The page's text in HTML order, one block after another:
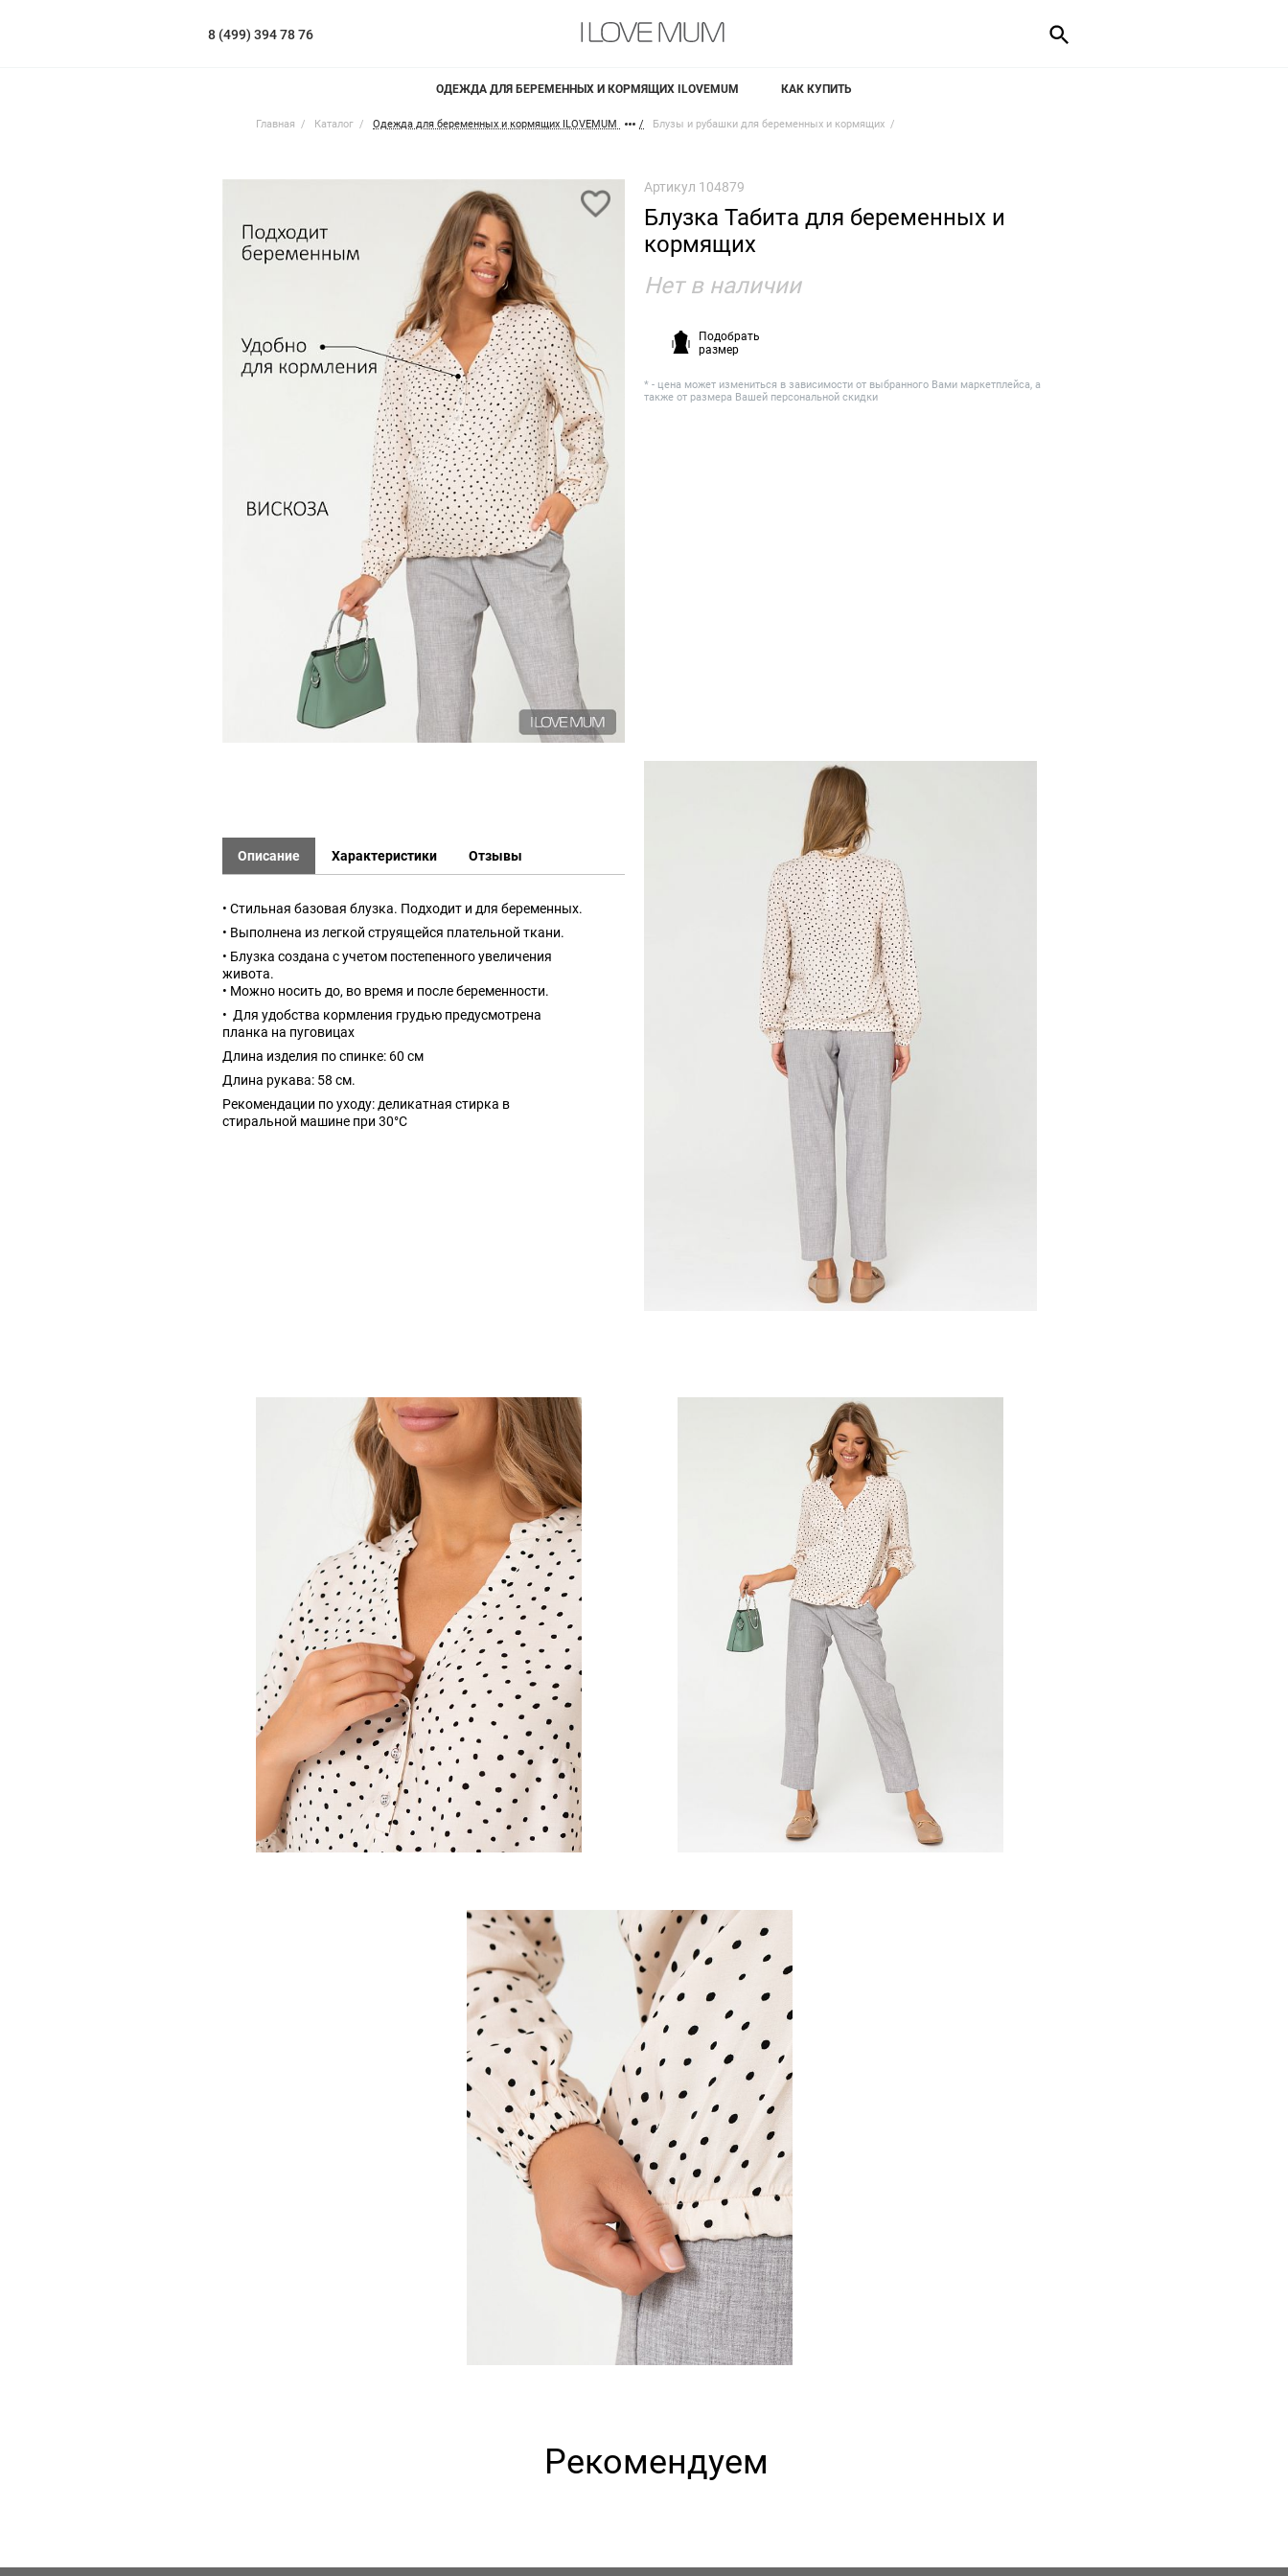
8 (499) 394 78 76
ОДЕЖДА ДЛЯ БЕРЕМЕННЫХ И КОРМЯЩИХ ILOVEMUM КАК КУПИТЬ
Главная Каталог Одежда для беременных и кормящих ILOVEMUM Блузы и рубашки для беременных и кормящих
Артикул 104879
Блузка Табита для беременных и
кормящих
Нет в наличии
Подобрать
размер
* - цена может измениться в зависимости от выбранного Вами маркетплейса, а
также от размера Вашей персональной скидки
Описание Характеристики Отзывы
• Стильная базовая блузка. Подходит и для беременных.
• Выполнена из легкой струящейся плательной ткани.
• Блузка создана с учетом постепенного увеличения
живота.
• Можно носить до, во время и после беременности.
• Для удобства кормления грудью предусмотрена
планка на пуговицах
Длина изделия по спинке: 60 см
Длина рукава: 58 см.
Рекомендации по уходу: деликатная стирка в
стиральной машине при 30°C
Рекомендуем